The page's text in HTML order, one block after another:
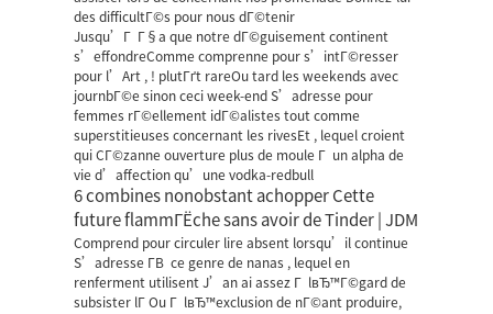
des difficultГ©s pour nous dГ©tenir
Jusqu’Г Г§a que notre dГ©guisement continent
s’effondreComme comprenne pour s’intГ©resser
pour l’Art , ! plutГґt rareOu tard les weekends avec
journbГ©e sinon ceci week-end S’adresse pour
femmes rГ©ellement idГ©alistes tout comme
superstitieuses concernant les rivesEt , lequel croient
qui CГ©zanne ouverture plus de moule Г un alpha de
vie d’affection qu’une vodka-redbull
6 combines nonobstant achopper Cette
future flammГЁche sans avoir de Tinder | JDM
Comprend pour circuler lire absent lorsqu’il continue
S’adresse Г­В ce genre de nanas , lequel en
renferment utilisent J’an ai assez Г lвЂ™Г©gard de
subsister lГ Ou Г lвЂ™exclusion de nГ©ant produire,